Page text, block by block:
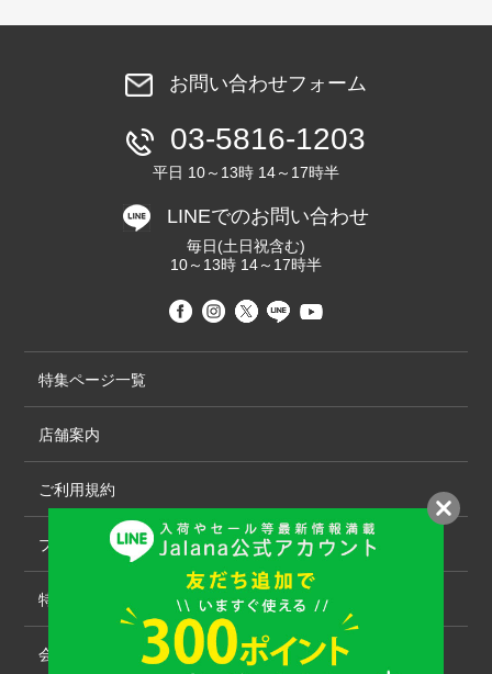
お問い合わせフォーム
03-5816-1203
平日 10～13時 14～17時半
LINEでのお問い合わせ
毎日(土日祝含む)
10～13時 14～17時半
特集ページ一覧
店舗案内
ご利用規約
プライバシーポリシー
特定商取引法について
会社概要